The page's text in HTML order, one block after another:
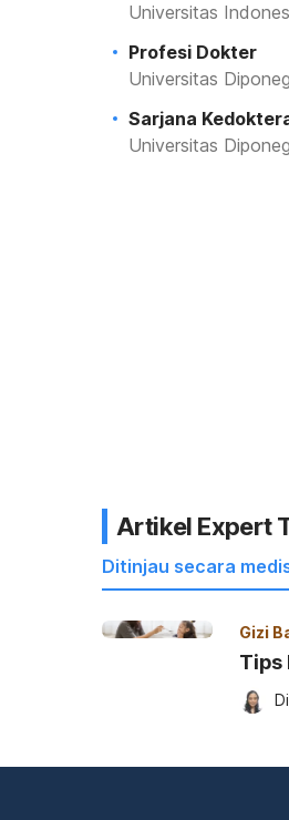
Universitas
Profesi Dokter
Universitas
Sarjana
Universitas
Artikel Expert
Ditinjau secara
Gizi
Tips